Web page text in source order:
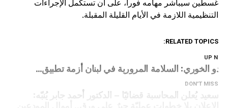
غسطين سيباشر مهامه فورا، على أن تستكمل الإجراءات
التنظيمية اللازمة في الأيام القليلة المقبلة.
RELATED TOPICS:
UP
الخوري: السلامة المرورية في لبنان أزمة تطبيق…
DON'T MISS
سعيد يُعلن المحاسبة قضائيًا – الدكتور أحمد جابر يُنبّه: